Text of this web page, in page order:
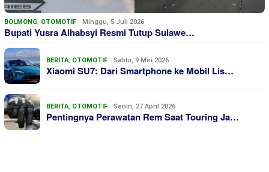
BOLMONG, OTOMOTIF Minggu, 5 Juli 2026
Bupati Yusra Alhabsyi Resmi Tutup Sulawe…
BERITA, OTOMOTIF Sabtu, 9 Mei 2026
Xiaomi SU7: Dari Smartphone ke Mobil Lis…
BERITA, OTOMOTIF Senin, 27 April 2026
Pentingnya Perawatan Rem Saat Touring Ja…